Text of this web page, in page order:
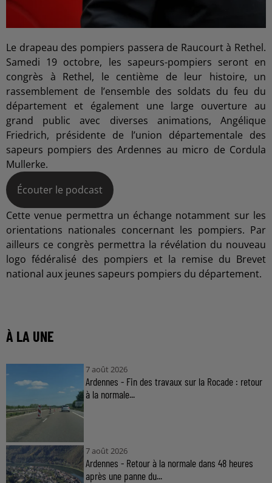
Le drapeau des pompiers passera de Raucourt à Rethel.
Samedi 19 octobre, les sapeurs-pompiers seront en
congrès à Rethel, le centième de leur histoire, un
rassemblement de l’ensemble des soldats du feu du
département et également une large ouverture au
grand public avec diverses animations, Angélique
Friedrich, présidente de l’union départementale des
sapeurs pompiers des Ardennes au micro de Cordula
Mullerke.
Écouter le podcast
Cette venue permettra un échange notamment sur les
orientations nationales concernant les pompiers. Par
ailleurs ce congrès permettra la révélation du nouveau
logo fédéralisé des pompiers et la remise du Brevet
national aux jeunes sapeurs pompiers du département.
À LA UNE
7 août 2026
Ardennes - Fin des travaux sur la Rocade : retour
à la normale...
7 août 2026
Ardennes - Retour à la normale dans 48 heures
après une panne du...